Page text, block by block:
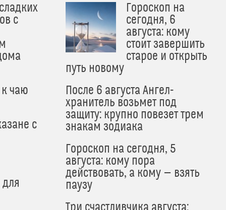
с
чаю
с
Гороскоп на
сегодня, 6
августа: кому
стоит завершить
старое и открыть
путь новому
После 6 августа Ангел-
хранитель возьмет под
защиту: крупно повезет трем
знакам зодиака
Гороскоп на сегодня, 5
августа: кому пора
действовать, а кому — взять
паузу